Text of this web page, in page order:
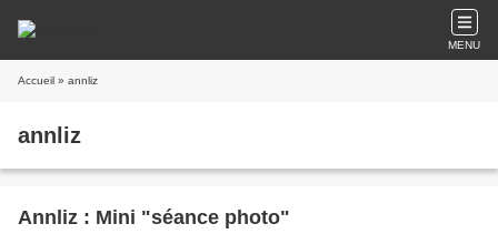
MENU
Accueil » annliz
annliz
Annliz : Mini "séance photo"